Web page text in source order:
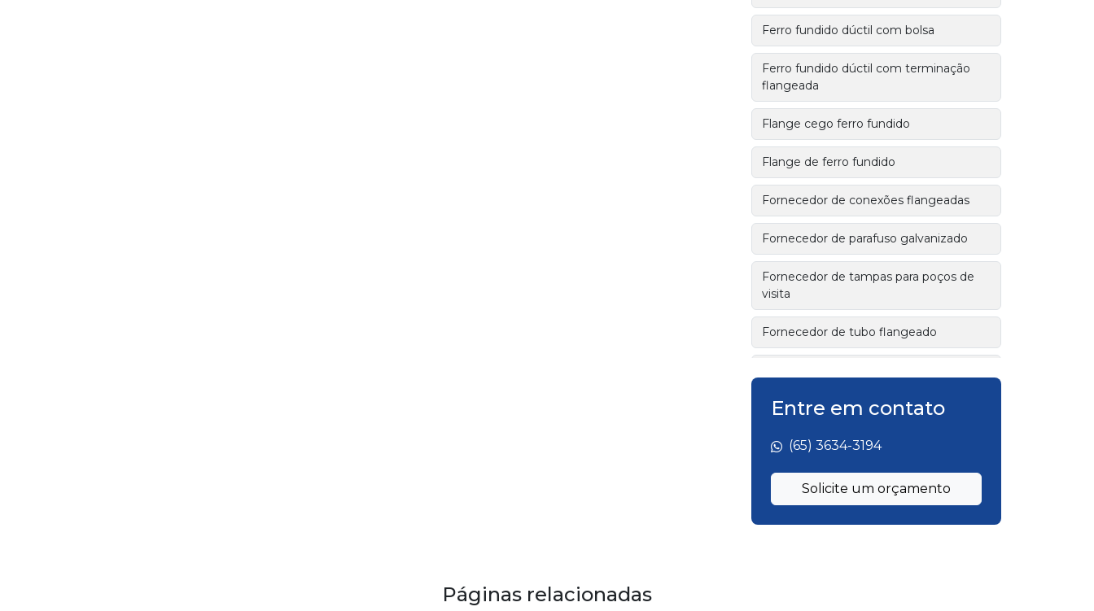
Ferro fundido dúctil com bolsa
Ferro fundido dúctil com terminação
flangeada
Flange cego ferro fundido
Flange de ferro fundido
Fornecedor de conexões flangeadas
Fornecedor de parafuso galvanizado
Fornecedor de tampas para poços de
visita
Fornecedor de tubo flangeado
Fornecedor tubo de ferro fundido
Fornecedor válvulas ferro fundido
Entre em contato
(65) 3634-3194
Solicite um orçamento
Páginas relacionadas